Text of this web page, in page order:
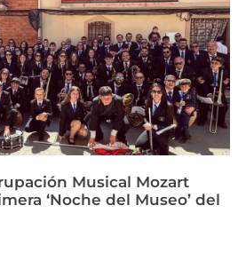
Musical Mozart
‘Noche del Museo’ del